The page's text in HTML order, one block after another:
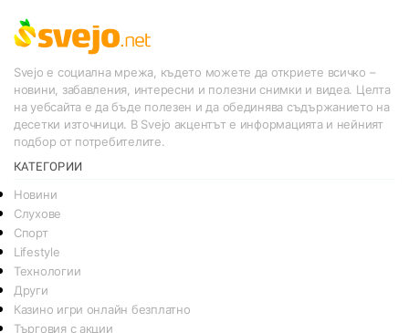
Svejo е социална мрежа, където можете да откриете всичко –
новини, забавления, интересни и полезни снимки и видеа. Целта
на уебсайта е да бъде полезен и да обединява съдържанието на
десетки източници. В Svejo акцентът е информацията и нейният
подбор от потребителите.
КАТЕГОРИИ
Новини
Слухове
Спорт
Lifestyle
Технологии
Други
Казино игри онлайн безплатно
Търговия с акции